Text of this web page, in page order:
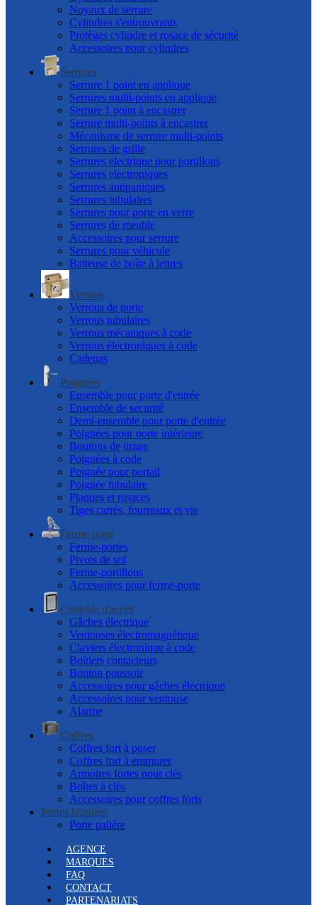
Noyaux de serrure
Cylindres s'entrouvrants
Protèges cylindre et rosace de sécurité
Accessoires pour cylindres
Serrures
Serrure 1 point en applique
Serrures multi-points en applique
Serrure 1 point à encastrer
Serrure multi-points à encastrer
Mécanisme de serrure multi-points
Serrures de grille
Serrures electrique pour portillons
Serrures electroniques
Serrures antipaniques
Serrures tubulaires
Serrures pour porte en verre
Serrures de meuble
Accessoires pour serrure
Serrures pour véhicule
Batteuse de boîte à lettres
Verrous
Verrous de porte
Verrous tubulaires
Verrous mécaniques à code
Verrous électroniques à code
Cadenas
Poignées
Ensemble pour porte d'entrée
Ensemble de securité
Demi-ensemble pour porte d'entrée
Poignées pour porte intérieure
Boutons de tirage
Poignées à code
Poignée pour portail
Poignée tubulaire
Plaques et rosaces
Tiges carrés, fourreaux et vis
Ferme-porte
Ferme-portes
Pivots de sol
Ferme-portillons
Accessoires pour ferme-porte
Contrôle d'accès
Gâches électrique
Ventouses électromagnétique
Claviers électronique à code
Boîtiers contacteurs
Bouton poussoir
Accessoires pour gâches électrique
Accessoires pour ventouse
Alarme
Coffres
Coffres fort à poser
Coffres fort à emmurer
Armoires fortes pour clés
Boîtes à clés
Accessoires pour coffres forts
Portes blindées
Porte palière
AGENCE
MARQUES
FAQ
CONTACT
PARTENARIATS